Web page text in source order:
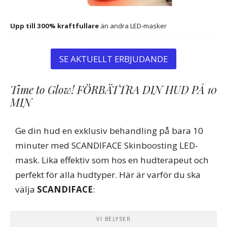
Upp till 300% kraftfullare än andra LED-masker
SE AKTUELLT ERBJUDANDE
Time to Glow! FÖRBÄTTRA DIN HUD PÅ 10
MIN
Ge din hud en exklusiv behandling på bara 10
minuter med SCANDIFACE Skinboosting LED-
mask. Lika effektiv som hos en hudterapeut och
perfekt för alla hudtyper. Här är varför du ska
välja SCANDIFACE:
VI BELYSER